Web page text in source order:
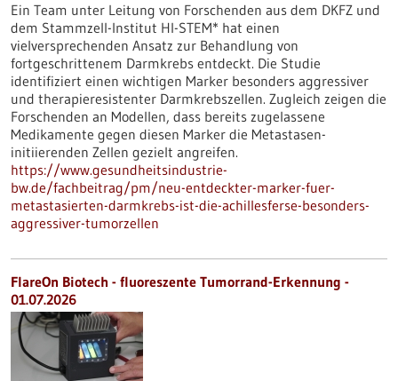
Ein Team unter Leitung von Forschenden aus dem DKFZ und
dem Stammzell-Institut HI-STEM* hat einen
vielversprechenden Ansatz zur Behandlung von
fortgeschrittenem Darmkrebs entdeckt. Die Studie
identifiziert einen wichtigen Marker besonders aggressiver
und therapieresistenter Darmkrebszellen. Zugleich zeigen die
Forschenden an Modellen, dass bereits zugelassene
Medikamente gegen diesen Marker die Metastasen-
initiierenden Zellen gezielt angreifen.
https://www.gesundheitsindustrie-
bw.de/fachbeitrag/pm/neu-entdeckter-marker-fuer-
metastasierten-darmkrebs-ist-die-achillesferse-besonders-
aggressiver-tumorzellen
FlareOn Biotech - fluoreszente Tumorrand-Erkennung -
01.07.2026